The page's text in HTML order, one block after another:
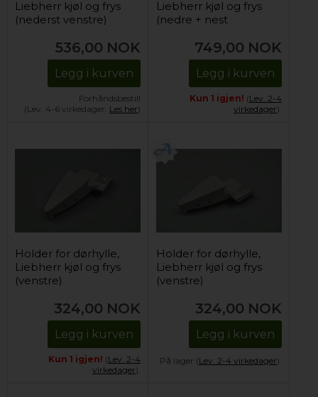
Liebherr kjøl og frys
(nederst venstre)
536,00 NOK
Legg i kurven
Forhåndsbestill
(Lev. 4-6 virkedager. Les her)
Liebherr kjøl og frys
(nedre + nest
749,00 NOK
Legg i kurven
Kun 1 igjen! (Lev. 2-4
virkedager).
Holder for dørhylle,
Liebherr kjøl og frys
(venstre)
324,00 NOK
Legg i kurven
Kun 1 igjen! (Lev. 2-4
virkedager).
Holder for dørhylle,
Liebherr kjøl og frys
(venstre)
324,00 NOK
Legg i kurven
På lager (Lev. 2-4 virkedager).